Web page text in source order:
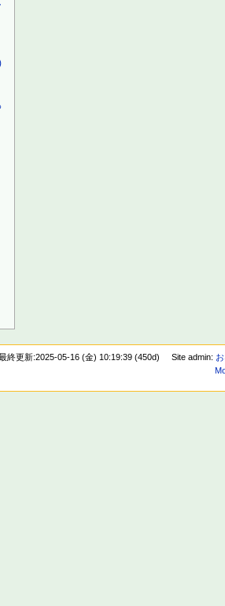
終更新:2025-05-16 (金) 10:19:39 (450d) Site admin: